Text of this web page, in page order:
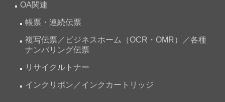
OA関連
帳票・連続伝票
複写伝票／ビジネスホーム（OCR・OMR）／各種
ナンバリング伝票
リサイクルトナー
インクリボン／インクカートリッジ